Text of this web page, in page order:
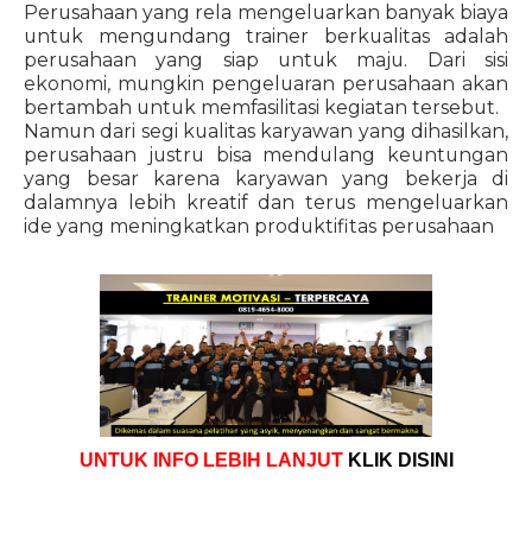
Perusahaan yang rela mengeluarkan banyak biaya
untuk mengundang trainer berkualitas adalah
perusahaan yang siap untuk maju. Dari sisi
ekonomi, mungkin pengeluaran perusahaan akan
bertambah untuk memfasilitasi kegiatan tersebut.
Namun dari segi kualitas karyawan yang dihasilkan,
perusahaan justru bisa mendulang keuntungan
yang besar karena karyawan yang bekerja di
dalamnya lebih kreatif dan terus mengeluarkan
ide yang meningkatkan produktifitas perusahaan
UNTUK INFO LEBIH LANJUT KLIK DISINI